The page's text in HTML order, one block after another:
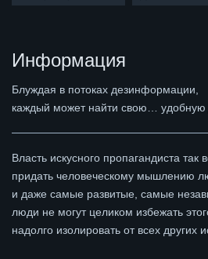
Информация
Блуждая в потоках дезинформации,
каждый может найти свою… удобную
Власть искусного пропагандиста так
придать человеческому мышлению
и даже самые развитые, самые
люди не могут целиком избежать
надолго изолировать от всех других